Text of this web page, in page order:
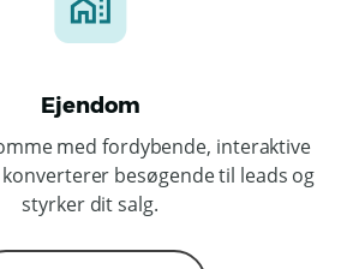
Ejendom
med fordybende, interaktive
besøgende til leads og
styrker dit salg.